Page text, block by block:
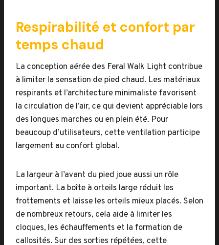
Respirabilité et confort par
temps chaud
La conception aérée des Feral Walk Light contribue
à limiter la sensation de pied chaud. Les matériaux
respirants et l’architecture minimaliste favorisent
la circulation de l’air, ce qui devient appréciable lors
des longues marches ou en plein été. Pour
beaucoup d’utilisateurs, cette ventilation participe
largement au confort global.
La largeur à l’avant du pied joue aussi un rôle
important. La boîte à orteils large réduit les
frottements et laisse les orteils mieux placés. Selon
de nombreux retours, cela aide à limiter les
cloques, les échauffements et la formation de
callosités. Sur des sorties répétées, cette